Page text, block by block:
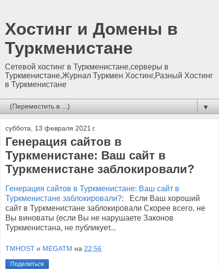
Хостинг и Домены в
Туркменистане
Сетевой хостинг в Туркменистане,серверы в
Туркменистане,Журнал Туркмен Хостинг,Разный Хостинг
в Туркменистане
▼
суббота, 13 февраля 2021 г.
Генерация сайтов в
Туркменистане: Ваш сайт в
Туркменистане заблокировали?
Генерация сайтов в Туркменистане: Ваш сайт в
Туркменистане заблокировали?: Если Ваш хороший
сайт в Туркменистане заблокировали Скорее всего, не
Вы виноваты (если Вы не нарушаете Законов
Туркменистана, не публикует...
TMHOST и MEGATM на 22:56
Поделиться